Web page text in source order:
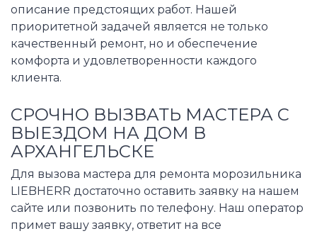
описание предстоящих работ. Нашей
приоритетной задачей является не только
качественный ремонт, но и обеспечение
комфорта и удовлетворенности каждого
клиента.
СРОЧНО ВЫЗВАТЬ МАСТЕРА С
ВЫЕЗДОМ НА ДОМ В
АРХАНГЕЛЬСКЕ
Для вызова мастера для ремонта морозильника
LIEBHERR достаточно оставить заявку на нашем
сайте или позвонить по телефону. Наш оператор
примет вашу заявку, ответит на все